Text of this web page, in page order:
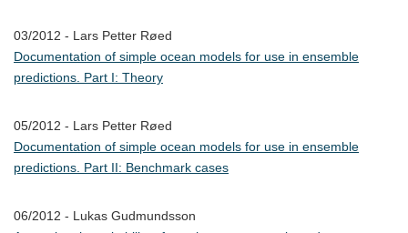
03/2012 - Lars Petter Røed
Documentation of simple ocean models for use in ensemble
predictions. Part I: Theory
05/2012 - Lars Petter Røed
Documentation of simple ocean models for use in ensemble
predictions. Part II: Benchmark cases
06/2012 - Lukas Gudmundsson